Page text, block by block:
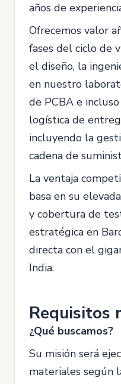
años de
Ofrecemos valor
fases del ciclo de
el diseño, la
en nuestro
de PCBA e
logística de
incluyendo la
cadena de
La ventaja
basa en su
y cobertura de
estratégica en
directa con el
India.
Requisitos
¿Qué buscamos?
Su misión será
materiales según